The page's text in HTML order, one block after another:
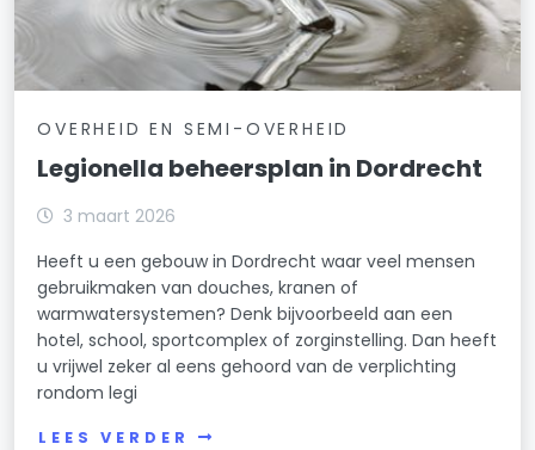
OVERHEID EN SEMI-OVERHEID
Legionella beheersplan in Dordrecht
3 maart 2026
Heeft u een gebouw in Dordrecht waar veel mensen
gebruikmaken van douches, kranen of
warmwatersystemen? Denk bijvoorbeeld aan een
hotel, school, sportcomplex of zorginstelling. Dan heeft
u vrijwel zeker al eens gehoord van de verplichting
rondom legi
LEES VERDER